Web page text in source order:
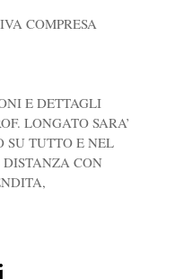
COMPRESA
E DETTAGLI
LONGATO SARA’
SU TUTTO E NEL
CON